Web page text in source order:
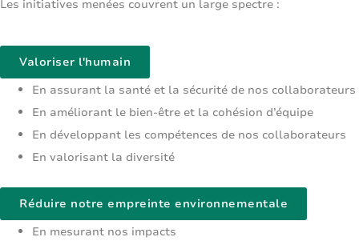
Les initiatives menées couvrent un large spectre :
Valoriser l'humain
En assurant la santé et la sécurité de nos collaborateurs
En améliorant le bien-être et la cohésion d’équipe
En développant les compétences de nos collaborateurs
En valorisant la diversité
Réduire notre empreinte environnementale
En mesurant nos impacts